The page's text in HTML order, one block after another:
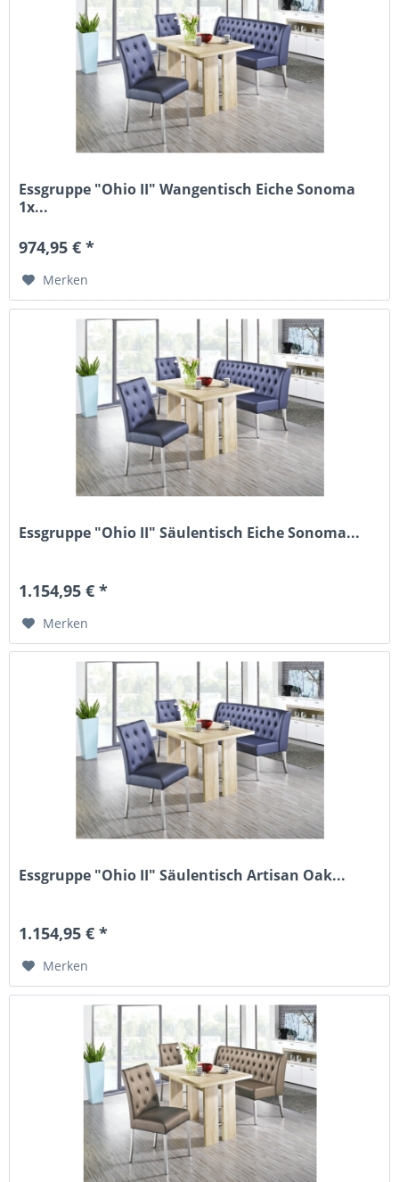
Essgruppe "Ohio II" Wangentisch Eiche Sonoma
1x...
974,95 € *
Merken
Essgruppe "Ohio II" Säulentisch Eiche Sonoma...
1.154,95 € *
Merken
Essgruppe "Ohio II" Säulentisch Artisan Oak...
1.154,95 € *
Merken